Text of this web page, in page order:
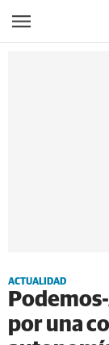
ACTUALIDAD
por una